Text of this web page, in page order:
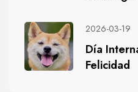
2026-03-19
Día
Felicidad